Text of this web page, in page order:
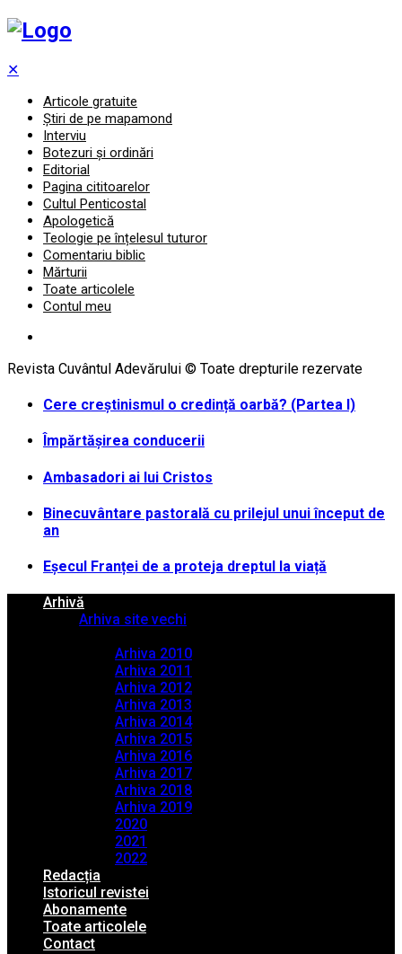
✕
Articole gratuite
Știri de pe mapamond
Interviu
Botezuri și ordinări
Editorial
Pagina cititoarelor
Cultul Penticostal
Apologetică
Teologie pe înțelesul tuturor
Comentariu biblic
Mărturii
Toate articolele
Contul meu
Revista Cuvântul Adevărului © Toate drepturile rezervate
Cere creștinismul o credință oarbă? (Partea I)
Împărtășirea conducerii
Ambasadori ai lui Cristos
Binecuvântare pastorală cu prilejul unui început de
an
Eșecul Franței de a proteja dreptul la viață
Arhivă
Arhiva site vechi
Arhiva 2010
Arhiva 2011
Arhiva 2012
Arhiva 2013
Arhiva 2014
Arhiva 2015
Arhiva 2016
Arhiva 2017
Arhiva 2018
Arhiva 2019
2020
2021
2022
Redacția
Istoricul revistei
Abonamente
Toate articolele
Contact